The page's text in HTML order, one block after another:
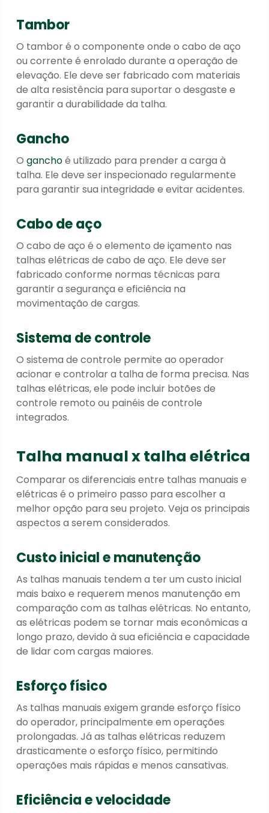
Tambor
O tambor é o componente onde o cabo de aço
ou corrente é enrolado durante a operação de
elevação. Ele deve ser fabricado com materiais
de alta resistência para suportar o desgaste e
garantir a durabilidade da talha.
Gancho
Oganchoé utilizado para prender a carga à
talha. Ele deve ser inspecionado regularmente
para garantir sua integridade e evitar acidentes.
Cabo de aço
O cabo de aço é o elemento de içamento nas
talhas elétricas de cabo de aço. Ele deve ser
fabricado conforme normas técnicas para
garantir a segurança e eficiência na
movimentação de cargas.
Sistema de controle
O sistema de controle permite ao operador
acionar e controlar a talha de forma precisa. Nas
talhas elétricas, ele pode incluir botões de
controle remoto ou painéis de controle
integrados.
Talha manual x talha elétrica
Comparar os diferenciais entre talhas manuais e
elétricas é o primeiro passo para escolher a
melhor opção para seu projeto. Veja os principais
aspectos a serem considerados.
Custo inicial e manutenção
As talhas manuais tendem a ter um custo inicial
mais baixo e requerem menos manutenção em
comparação com as talhas elétricas. No entanto,
as elétricas podem se tornar mais econômicas a
longo prazo, devido à sua eficiência e capacidade
de lidar com cargas maiores.
Esforço físico
As talhas manuais exigem grande esforço físico
do operador, principalmente em operações
prolongadas. Já as talhas elétricas reduzem
drasticamente o esforço físico, permitindo
operações mais rápidas e menos cansativas.
Eficiência e velocidade